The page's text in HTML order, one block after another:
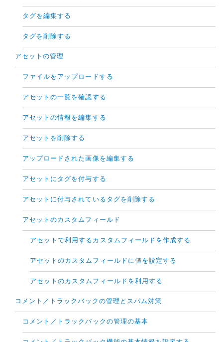
タグを編集する
タグを削除する
アセットの管理
ファイルをアップロードする
アセットの一覧を確認する
アセットの情報を編集する
アセットを削除する
アップロードされた画像を編集する
アセットにタグを付与する
アセットに付与されているタグを削除する
アセットのカスタムフィールド
アセットで利用するカスタムフィールドを作成する
アセットのカスタムフィールドに値を設定する
アセットのカスタムフィールドを利用する
コメント／トラックバックの管理とスパム対策
コメント／トラックバックの管理の基本